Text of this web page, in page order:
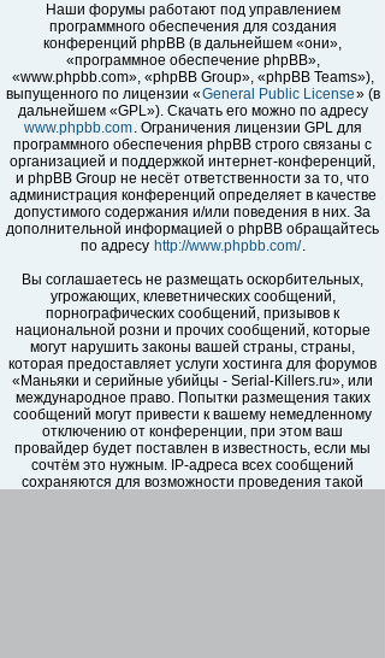
Наши форумы работают под управлением
программного обеспечения для создания
конференций phpBB (в дальнейшем «они»,
«программное обеспечение phpBB»,
«www.phpbb.com», «phpBB Group», «phpBB Teams»),
выпущенного по лицензии «General Public License» (в
дальнейшем «GPL»). Скачать его можно по адресу
www.phpbb.com. Ограничения лицензии GPL для
программного обеспечения phpBB строго связаны с
организацией и поддержкой интернет-конференций,
и phpBB Group не несёт ответственности за то, что
администрация конференций определяет в качестве
допустимого содержания и/или поведения в них. За
дополнительной информацией о phpBB обращайтесь
по адресу http://www.phpbb.com/.
Вы соглашаетесь не размещать оскорбительных,
угрожающих, клеветнических сообщений,
порнографических сообщений, призывов к
национальной розни и прочих сообщений, которые
могут нарушить законы вашей страны, страны,
которая предоставляет услуги хостинга для форумов
«Маньяки и серийные убийцы - Serial-Killers.ru», или
международное право. Попытки размещения таких
сообщений могут привести к вашему немедленному
отключению от конференции, при этом ваш
провайдер будет поставлен в известность, если мы
сочтём это нужным. IP-адреса всех сообщений
сохраняются для возможности проведения такой